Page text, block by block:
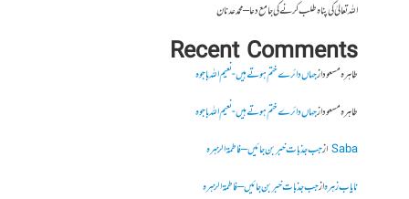
اللہ تعالیٰ کی پناہ طلب کرنے کی جامع دعا – محمد عدنان
Recent Comments
طاہرہ مسعودازجہاں دائرے ختم ہوتے ہیں- نعیم اللہ باجوہ
طاہرہ مسعودازجہاں دائرے ختم ہوتے ہیں- نعیم اللہ باجوہ
Sabaازجب جذبات خبر بن جائیں – فاطمۃالزہرہ
نایاب زہرہازجب جذبات خبر بن جائیں – فاطمۃالزہرہ